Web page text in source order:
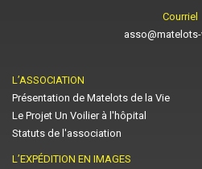
Courriel
L’ASSOCIATION
Présentation de Matelots de la Vie
Le Projet Un Voilier à l'hôpital
Statuts de l'association
L’EXPÉDITION EN IMAGES